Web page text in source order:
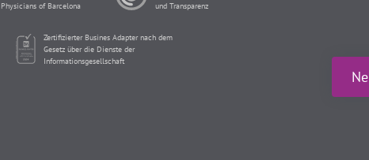
Physicians of Barcelona
und Transparenz
Zertifizierter Busines Adapter nach dem
Gesetz über die Dienste der
Informationsgesellschaft